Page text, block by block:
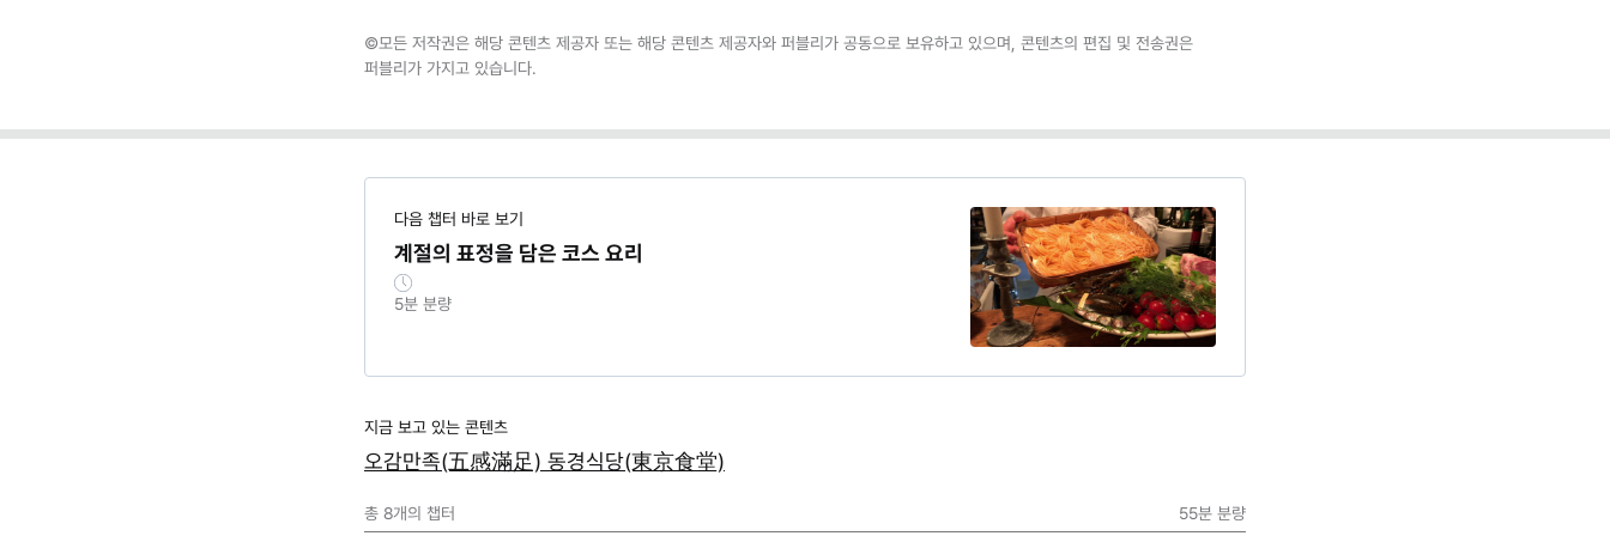
©모든 저작권은 해당 콘텐츠 제공자 또는 해당 콘텐츠 제공자와 퍼블리가 공동으로 보유하고 있으며, 콘텐츠의 편집 및 전송권은
퍼블리가 가지고 있습니다.
다음 챕터 바로 보기
계절의 표정을 담은 코스 요리
5분 분량
지금 보고 있는 콘텐츠
오감만족(五感滿足) 동경식당(東京食堂)
총 8개의 챕터 55분 분량